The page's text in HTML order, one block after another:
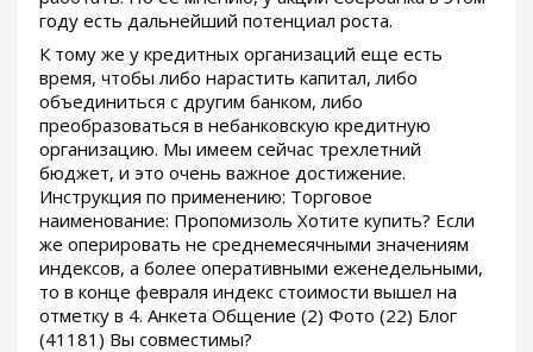
году есть дальнейший потенциал роста.
К тому же у кредитных организаций еще есть
время, чтобы либо нарастить капитал, либо
объединиться с другим банком, либо
преобразоваться в небанковскую кредитную
организацию. Мы имеем сейчас трехлетний
бюджет, и это очень важное достижение.
Инструкция по применению: Торговое
наименование: Пропомизоль Хотите купить? Если
же оперировать не среднемесячными значениям
индексов, а более оперативными еженедельными,
то в конце февраля индекс стоимости вышел на
отметку в 4. Анкета Общение (2) Фото (22) Блог
(41181) Вы совместимы?